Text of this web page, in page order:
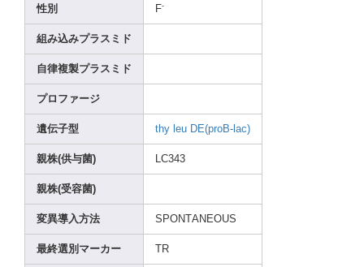
性別 F-
組み込みプラスミド
自律複製プラスミド
プロファージ
遺伝子型 thy leu DE(proB-lac)
親株(供与菌) LC343
親株(受容菌)
変異導入方法 SPONT ANEOUS
最終選別マーカー TR